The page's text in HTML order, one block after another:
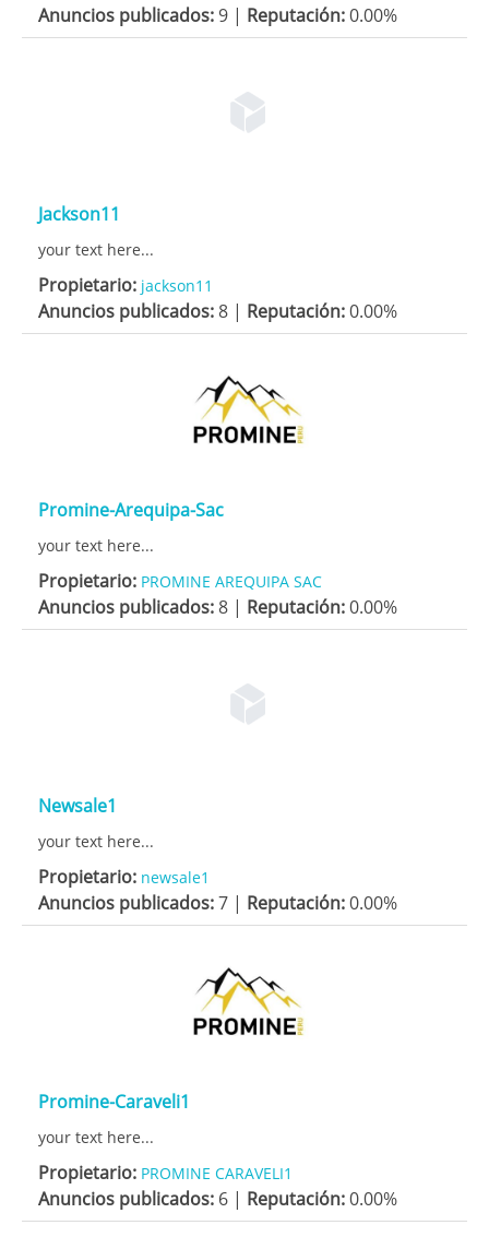
Anuncios publicados:9 | Reputación:0.00%
Jackson11
your text here...
Propietario: jackson11
Anuncios publicados:8 | Reputación:0.00%
Promine-Arequipa-Sac
your text here...
Propietario: PROMINE AREQUIPA SAC
Anuncios publicados:8 | Reputación:0.00%
Newsale1
your text here...
Propietario: newsale1
Anuncios publicados:7 | Reputación:0.00%
Promine-Caraveli1
your text here...
Propietario: PROMINE CARAVELI1
Anuncios publicados: 6 | Reputación:0.00%